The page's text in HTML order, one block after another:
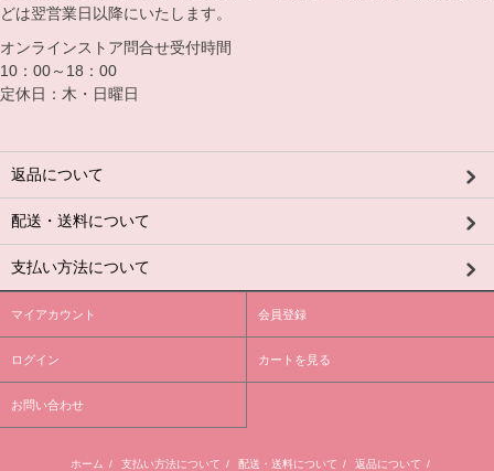
どは翌営業日以降にいたします。
オンラインストア問合せ受付時間
10：00～18：00
定休日：木・日曜日
返品について
配送・送料について
支払い方法について
マイアカウント 会員登録
ログイン カートを見る
お問い合わせ
ホーム / 支払い方法について / 配送・送料について / 返品について /